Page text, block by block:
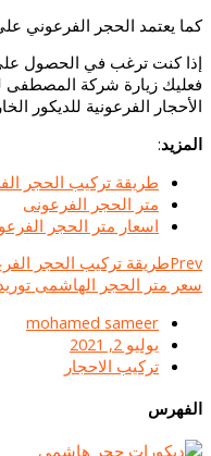
كما يعتمد الحجر الفرعوني
إذا كنت ترغب في الحصول
فعليك زيارة شركة المصطفى
الأحجار الفرعونية للديكور
المزيد:
طريقة تركيب الحجر
متر الحجر الفرعونى
اسعار متر الحجر
Prevطريقة تركيب الحجر
سعر متر الحجر الهاشمى
mohamed sameer
يوليو 2, 2021
تركيب الاحجار
الفهرس